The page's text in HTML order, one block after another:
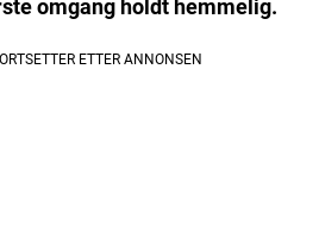
omgang holdt hemmelig.